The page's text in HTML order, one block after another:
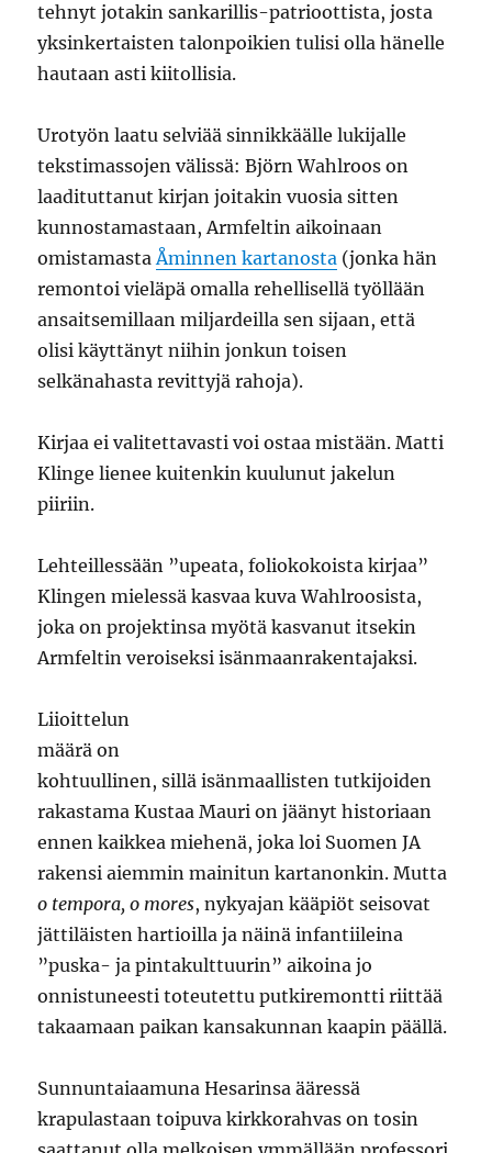
tehnyt jotakin sankarillis-patrioottista, josta
yksinkertaisten talonpoikien tulisi olla hänelle
hautaan asti kiitollisia.
Urotyön laatu selviää sinnikkäälle lukijalle
tekstimassojen välissä: Björn Wahlroos on
laadituttanut kirjan joitakin vuosia sitten
kunnostamastaan, Armfeltin aikoinaan
omistamastaÅminnen kartanosta (jonka hän
remontoi vieläpä omalla rehellisellä työllään
ansaitsemillaan miljardeilla sen sijaan, että
olisi käyttänyt niihin jonkun toisen
selkänahasta revittyjä rahoja).
Kirjaa ei valitettavasti voi ostaa mistään. Matti
Klinge lienee kuitenkin kuulunut jakelun
piiriin.
Lehteillessään ”upeata, foliokokoista kirjaa”
Klingen mielessä kasvaa kuva Wahlroosista,
joka on projektinsa myötä kasvanut itsekin
Armfeltin veroiseksi isänmaanrakentajaksi.
Liioittelun
määrä on
kohtuullinen, sillä isänmaallisten tutkijoiden
rakastama Kustaa Mauri on jäänyt historiaan
ennen kaikkea miehenä, joka loi Suomen JA
rakensi aiemmin mainitun kartanonkin. Mutta
o tempora, o mores, nykyajan kääpiöt seisovat
jättiläisten hartioilla ja näinä infantiileina
”puska- ja pintakulttuurin” aikoina jo
onnistuneesti toteutettu putkiremontti riittää
takaamaan paikan kansakunnan kaapin päällä.
Sunnuntaiaamuna Hesarinsa ääressä
krapulastaan toipuva kirkkorahvas on tosin